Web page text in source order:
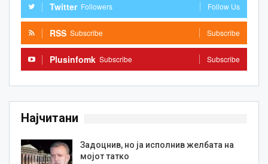
Twitter Followers Follow Us
RSS Subscribe Subscribe
Plusinfomk Subscribe Subscribe
Најчитани
Задоцнив, но ја исполнив желбата на
мојот татко